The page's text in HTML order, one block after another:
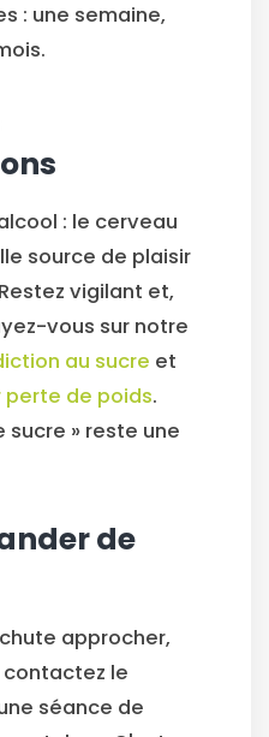
: une semaine,
: le cerveau
source de plaisir
vigilant et,
vous sur notre
au sucre et
de poids.
sucre » reste une
de
approcher,
contactez le
séance de